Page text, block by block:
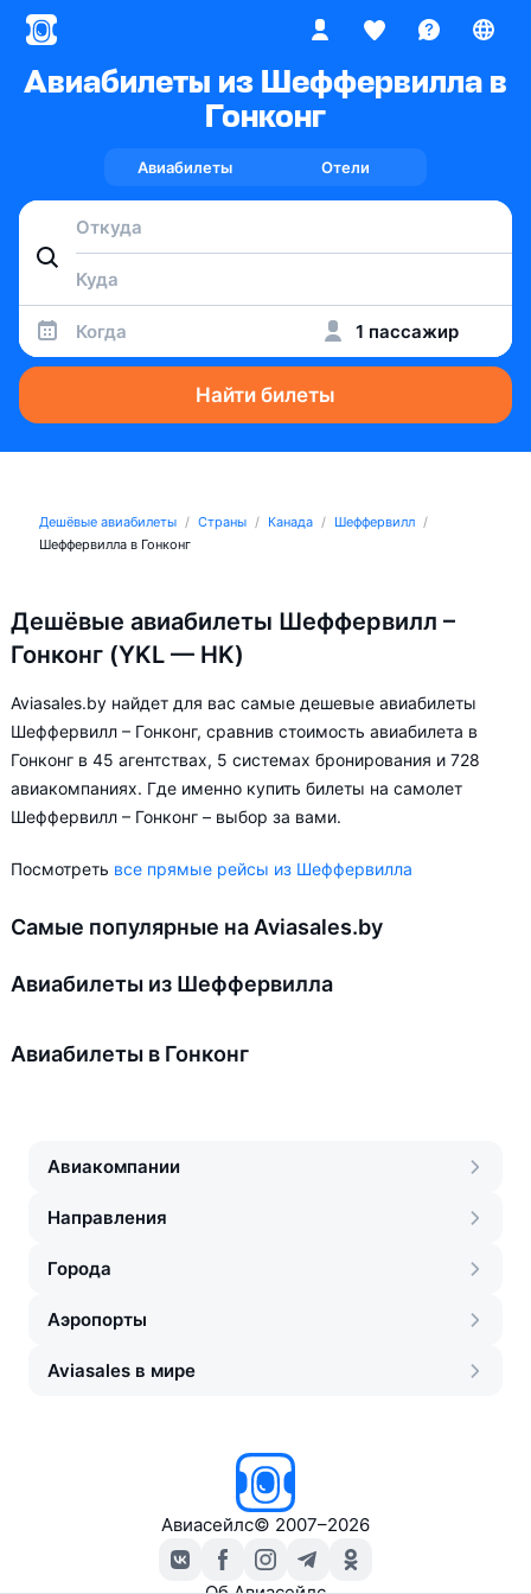
Авиабилеты из Шеффервилла в
Гонконг
Авиабилеты Отели
Когда 1 пассажир
Найти билеты
Дешёвые авиабилеты Страны Канада
Шеффервилл
Шеффервилла в Гонконг
Дешёвые авиабилеты Шеффервилл –
Гонконг (YKL — HK)
Aviasales.by найдет для вас самые дешевые авиабилеты
Шеффервилл – Гонконг, сравнив стоимость авиабилета в
Гонконг в 45 агентствах, 5 системах бронирования и 728
авиакомпаниях. Где именно купить билеты на самолет
Шеффервилл – Гонконг – выбор за вами.
Посмотреть все прямые рейсы из Шеффервилла
Самые популярные на Aviasales.by
Авиабилеты из Шеффервилла
Авиабилеты в Гонконг
Авиакомпании
Направления
Города
Аэропорты
Aviasales в мире
Авиасейлс© 2007–2026